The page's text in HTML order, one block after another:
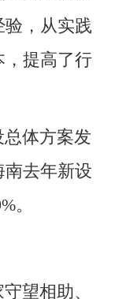
验，从实践
，提高了行
总体方案发
去年新设
。
望相助、